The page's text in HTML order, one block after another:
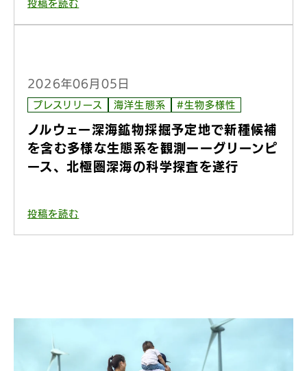
投稿を読む
2026年06月05日
プレスリリース 海洋生態系 #生物多様性
ノルウェー深海鉱物採掘予定地で新種候補
を含む多様な生態系を観測ーーグリーンピ
ース、北極圏深海の科学探査を遂行
投稿を読む